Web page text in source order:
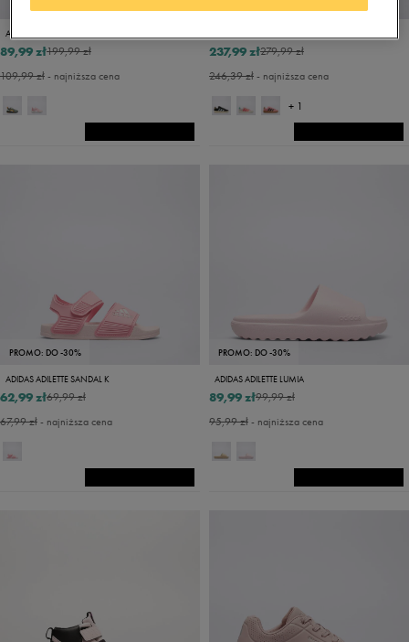
ADIDAS SUMMERFLEX I
199,99 zł
89,99 zł
109,99 zł- najniższa cena
279,99 zł
237,99 zł
246,39 zł- najniższa cena
+ 1
PROMO: DO -30%
ADIDAS ADILETTE SANDAL K
69,99 zł
62,99 zł
67,99 zł- najniższa cena
PROMO: DO -30%
ADIDAS ADILETTE LUMIA
99,99 zł
89,99 zł
95,99 zł- najniższa cena